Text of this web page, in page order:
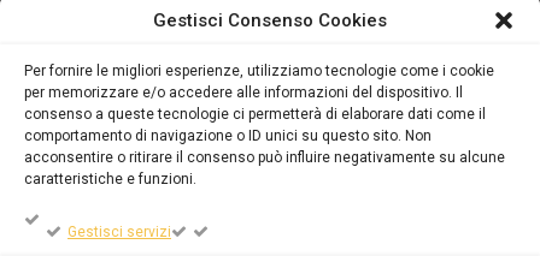
Gestisci Consenso Cookies
Per fornire le migliori esperienze, utilizziamo tecnologie come i cookie
per memorizzare e/o accedere alle informazioni del dispositivo. Il
consenso a queste tecnologie ci permetterà di elaborare dati come il
comportamento di navigazione o ID unici su questo sito. Non
acconsentire o ritirare il consenso può influire negativamente su alcune
caratteristiche e funzioni.
Gestisci servizi
PRIVACY E COOKIES
DICHIARAZIONE SULLA PRIVACY (UE)
COOKIE POLICY (UE)